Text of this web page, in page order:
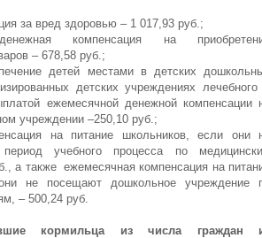
за вред здоровью – 1 017,93 руб.;
компенсация на
– 678,58 руб.;
детей местами в детских
детских учреждениях
ежемесячной денежной компенсации
учреждении –250,10 руб.;
на питание школьников, если они
учебного процесса по
а также ежемесячная компенсация на
не посещают дошкольное учреждение
– 500,24 руб.
кормильца из числа граждан